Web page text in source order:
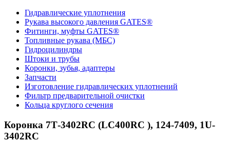
Гидравлические уплотнения
Рукава высокого давления GATES®
Фитинги, муфты GATES®
Топливные рукава (МБС)
Гидроцилиндры
Штоки и трубы
Коронки, зубья, адаптеры
Запчасти
Изготовление гидравлических уплотнений
Фильтр предварительной очистки
Кольца круглого сечения
Коронка 7Т-3402RC (LC400RС ), 124-7409, 1U-
3402RC